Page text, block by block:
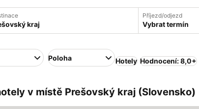
Příjezd/odjezd
Vybrat termín
Poloha Hotely Hodnocení: 8,0+
v místě Prešovský kraj (Slovensko)